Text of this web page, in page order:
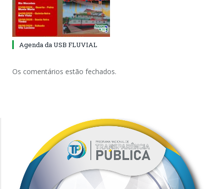
Agenda da USB FLUVIAL
Os comentários estão fechados.